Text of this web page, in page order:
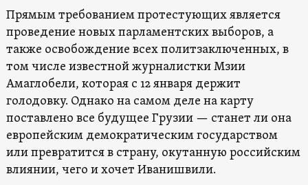
Прямым требованием протестующих является
проведение новых парламентских выборов, а
также освобождение всех политзаключенных, в
том числе известной журналистки Мзии
Амаглобели, которая с 12 января держит
голодовку. Однако на самом деле на карту
поставлено все будущее Грузии — станет ли она
европейским демократическим государством
или превратится в страну, окутанную российским
влиянии, чего и хочет Иванишвили.